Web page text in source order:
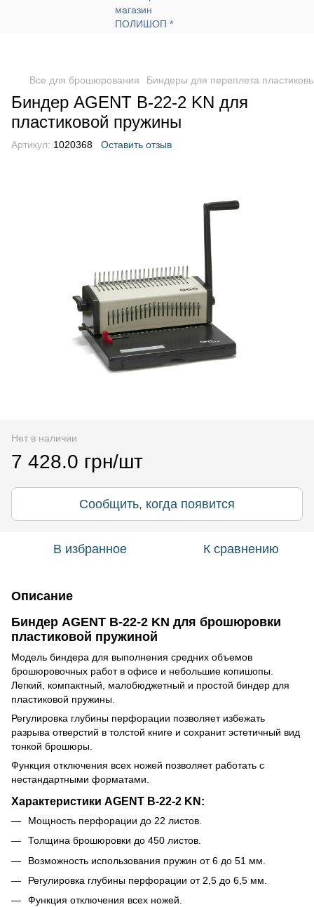
Все для брошюрования Биндеры для переплета
Биндер AGENT B-22-2 KN для
пластиковой пружины
Артикул: 1020368 Оставить отзыв
Нет в наличии
7 428.0 грн/шт
Сообщить, когда появится
В избранное К сравнению
Описание
Биндер AGENT B-22-2 KN для брошюровки
пластиковой пружиной
Модель биндера для выполнения средних объемов
брошюровочных работ в офисе и небольшие копишопы.
Легкий, компактный, малобюджетный и простой биндер для
пластиковой пружины.
Регулировка глубины перфорации позволяет избежать
разрыва отверстий в толстой книге и сохранит эстетичный вид
тонкой брошюры.
Функция отключения всех ножей позволяет работать с
нестандартными форматами.
Характеристики AGENT B-22-2 KN:
Мощность перфорации до 22 листов.
Толщина брошюровки до 450 листов.
Возможность использования пружин от 6 до 51 мм.
Регулировка глубины перфорации от 2,5 до 6,5 мм.
Функция отключения всех ножей.